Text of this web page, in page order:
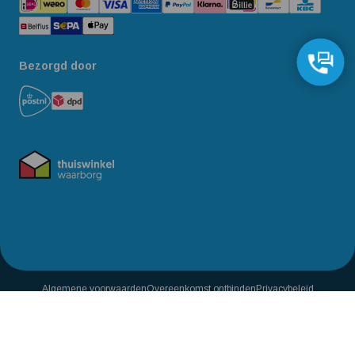
Bezorgd door
Algemene voorwaardenOvereenkomst ontbindenPrivacybeleid